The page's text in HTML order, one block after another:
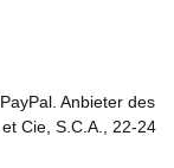
Anbieter des
Cie, S.C.A., 22-24